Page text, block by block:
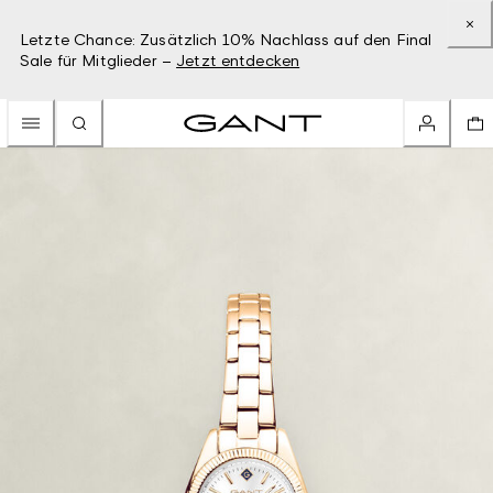
Letzte Chance: Zusätzlich 10% Nachlass auf den Final
Sale für Mitglieder – Jetzt entdecken